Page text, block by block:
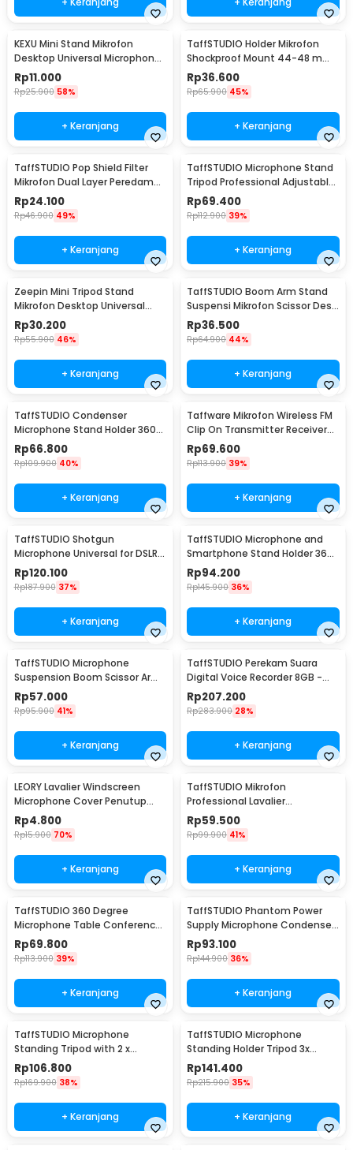
KEXU Mini Stand Mikrofon
Desktop Universal Microphone
Holder - BC-08
Rp11.000
Rp25.900 58%
+ Keranjang
TaffSTUDIO Holder Mikrofon
Shockproof Mount 44-48 mm
- SH-100
Rp36.600
Rp65.900 45%
+ Keranjang
TaffSTUDIO Pop Shield Filter
Mikrofon Dual Layer Peredam
Noise BOP - MPF-6
Rp24.100
Rp46.900 49%
+ Keranjang
TaffSTUDIO Microphone Stand
Tripod Professional Adjustable
2 Holder - NB-107
Rp69.400
Rp112.900 39%
+ Keranjang
Zeepin Mini Tripod Stand
Mikrofon Desktop Universal
dengan Pop Filter - F-9
Rp30.200
Rp55.900 46%
+ Keranjang
TaffSTUDIO Boom Arm Stand
Suspensi Mikrofon Scissor Desk
Clamp - NB-35
Rp36.500
Rp64.900 44%
+ Keranjang
TaffSTUDIO Condenser
Microphone Stand Holder 360
Lazypod Clamp - NB-35
Rp66.800
Rp109.900 40%
+ Keranjang
Taffware Mikrofon Wireless FM
Clip On Transmitter Receiver
Jack 6.3mm - WR-601
Rp69.600
Rp113.900 39%
+ Keranjang
TaffSTUDIO Shotgun
Microphone Universal for DSLR
Smartphone Computer - MIC-
05
Rp120.100
Rp187.900 37%
+ Keranjang
TaffSTUDIO Microphone and
Smartphone Stand Holder 360
Degree - MS-70B
Rp94.200
Rp145.900 36%
+ Keranjang
TaffSTUDIO Microphone
Suspension Boom Scissor Arm
with Lazypod - D6
Rp57.000
Rp95.900 41%
+ Keranjang
TaffSTUDIO Perekam Suara
Digital Voice Recorder 8GB -
T60
Rp207.200
Rp283.900 28%
+ Keranjang
LEORY Lavalier Windscreen
Microphone Cover Penutup
Busa Mikrofon - LE1
Rp4.800
Rp15.900 70%
+ Keranjang
TaffSTUDIO Mikrofon
Professional Lavalier
Microphone Clip 3.5mm - Q10
Rp59.500
Rp99.900 41%
+ Keranjang
TaffSTUDIO 360 Degree
Microphone Table Conference
Zoom Meeting Studio - iTalk-
02
Rp69.800
Rp113.900 39%
+ Keranjang
TaffSTUDIO Phantom Power
Supply Microphone Condenser
1 Channel 48V - RU-P48V
Rp93.100
Rp144.900 36%
+ Keranjang
TaffSTUDIO Microphone
Standing Tripod with 2 x
Smartphone Holder - NB-03
Rp106.800
Rp169.900 38%
+ Keranjang
TaffSTUDIO Microphone
Standing Holder Tripod 3x
Smartphone Holder - NB-04P
Rp141.400
Rp215.900 35%
+ Keranjang